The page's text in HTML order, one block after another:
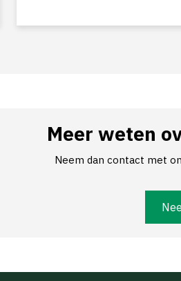
Meer weten
Neem dan contact met